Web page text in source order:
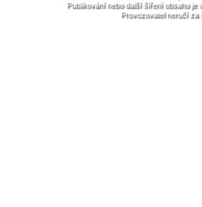
Publikování nebo další šíření obsahu
Provozovatel neručí za